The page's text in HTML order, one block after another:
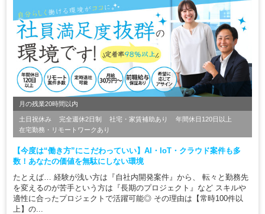
月の残業20時間以内
土日祝休み 完全週休2日制 社宅・家賃補助あり
年間休日120日以上
在宅勤務・リモートワークあり
【今度は“働き方”にこだわっていい】AI・IoT・クラウド案件も多
数！あなたの価値を無駄にしない環境
たとえば… 経験が浅い方は『自社内開発案件』から、 転々と勤務先
を変えるのが苦手という方は『長期のプロジェクト』など スキルや
適性に合ったプロジェクトで活躍可能◎ その理由は【常時100件以
上】の...